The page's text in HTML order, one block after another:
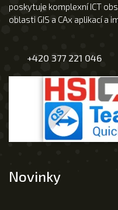
poskytuje komplexní ICT
oblasti GIS a CAx aplikací a
+420 377 221 046
Novinky